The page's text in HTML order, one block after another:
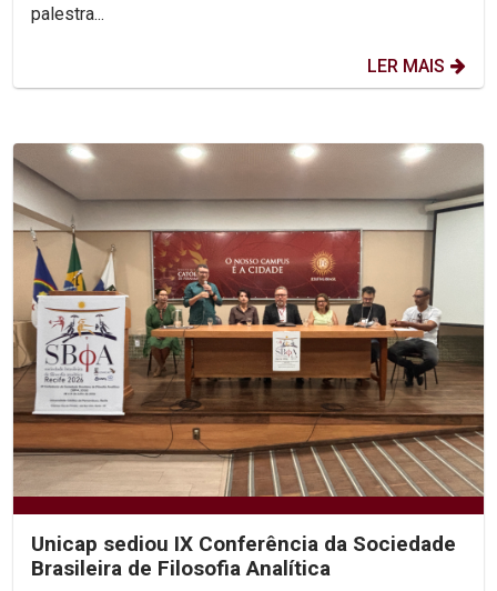
palestra...
LER MAIS
Unicap sediou IX Conferência da Sociedade
Brasileira de Filosofia Analítica